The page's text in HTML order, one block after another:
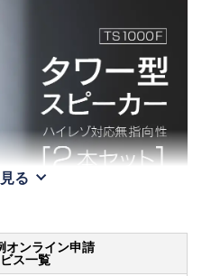
る
オンライン申請
ス一覧